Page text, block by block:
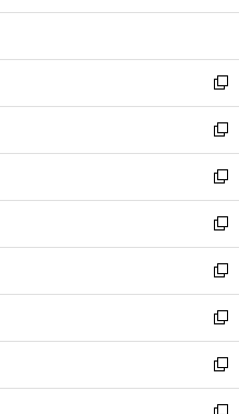
開
ウ
開
く
ン
ウ
で
開
く
ウ
ン
ド
ウ
で
開
く
新
し
い
ウ
ィ
ン
ド
ウ
で
開
く
新
し
い
ウ
ィ
ン
ド
ウ
で
開
く
新
し
い
ウ
ィ
ン
ド
ウ
で
開
新
し
い
ウ
ィ
ン
ド
ウ
新
し
い
ウ
ィ
ン
新
し
い
ウ
新
し